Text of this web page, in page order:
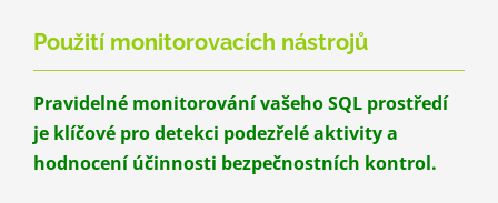
Použití monitorovacích nástrojů
Pravidelné monitorování vašeho SQL prostředí
je klíčové pro detekci podezřelé aktivity a
hodnocení účinnosti bezpečnostních kontrol.